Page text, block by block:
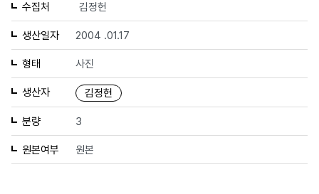
수집처 김정헌
생산일자 2004 .01.17
형태 사진
생산자 김정헌
분량 3
원본여부 원본